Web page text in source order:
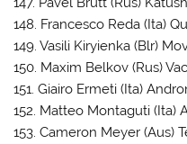
148. Francesco Reda (Ita)
149. Vasili Kiryienka (Blr)
150. Maxim Belkov (Rus)
151. Giairo Ermeti (Ita)
152. Matteo Montaguti (Ita)
153. Cameron Meyer (Aus)